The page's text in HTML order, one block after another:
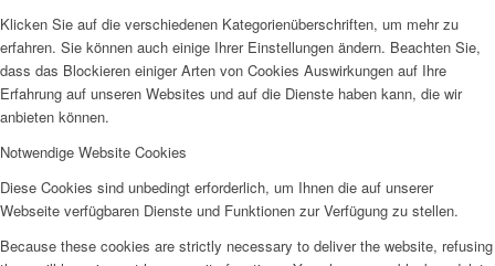
Klicken Sie auf die verschiedenen Kategorienüberschriften, um mehr zu
erfahren. Sie können auch einige Ihrer Einstellungen ändern. Beachten Sie,
dass das Blockieren einiger Arten von Cookies Auswirkungen auf Ihre
Erfahrung auf unseren Websites und auf die Dienste haben kann, die wir
anbieten können.
Notwendige Website Cookies
Diese Cookies sind unbedingt erforderlich, um Ihnen die auf unserer
Webseite verfügbaren Dienste und Funktionen zur Verfügung zu stellen.
Because these cookies are strictly necessary to deliver the website, refusing